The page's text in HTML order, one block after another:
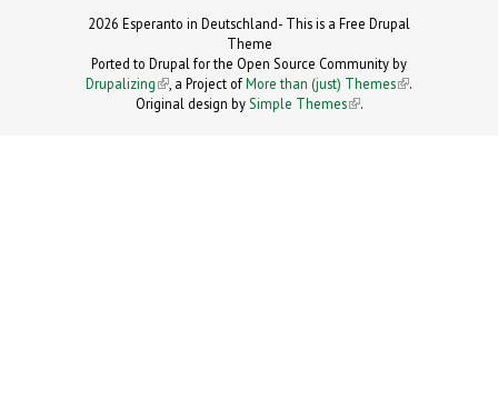
2026 Esperanto in Deutschland- This is a Free Drupal
Theme
Ported to Drupal for the Open Source Community by
Drupalizing(link is external)
, a Project ofMore than (just) Themes (link is
.
Original design by Simple Themes
(link is
.